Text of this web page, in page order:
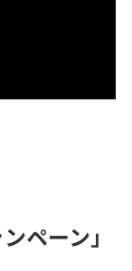
ペーン」